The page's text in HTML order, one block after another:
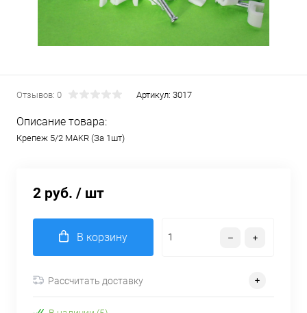
Отзывов: 0 Артикул: 3017
Описание товара:
Крепеж 5/2 MAKR (За 1шт)
2 руб. / шт
В корзину
Рассчитать доставку